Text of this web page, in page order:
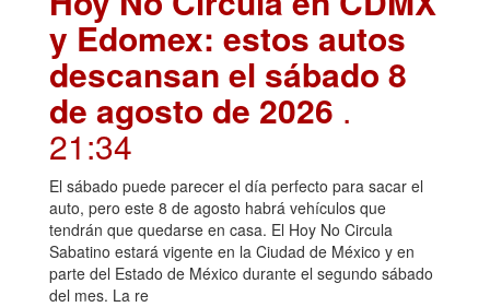
y Edomex: estos autos
descansan el sábado 8
de agosto de 2026 .
21:34
El sábado puede parecer el día perfecto para sacar el
auto, pero este 8 de agosto habrá vehículos que
tendrán que quedarse en casa. El Hoy No Circula
Sabatino estará vigente en la Ciudad de México y en
parte del Estado de México durante el segundo sábado
del mes. La re